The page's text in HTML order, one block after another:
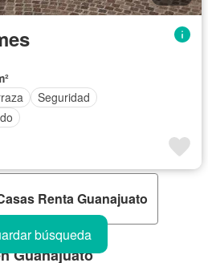
Seguridad
Renta Guanajuato
Guanajuato
búsqueda